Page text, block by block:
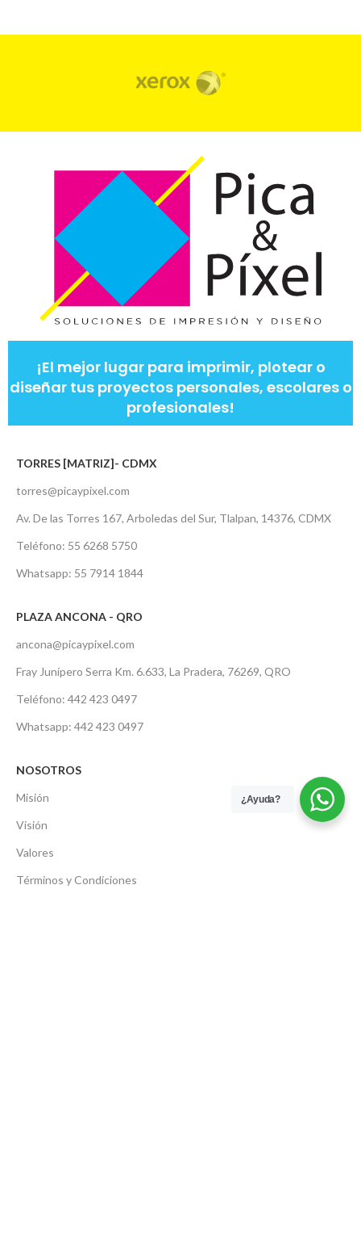
¡El mejor lugar para imprimir, plotear o
diseñar tus proyectos personales, escolares o
profesionales!
TORRES [MATRIZ]- CDMX
torres@picaypixel.com
Av. De las Torres 167, Arboledas del Sur, Tlalpan, 14376, CDMX
Teléfono: 55 6268 5750
Whatsapp: 55 7914 1844
PLAZA ANCONA - QRO
ancona@picaypixel.com
Fray Junípero Serra Km. 6.633, La Pradera, 76269, QRO
Teléfono: 442 423 0497
Whatsapp: 442 423 0497
NOSOTROS
Misión
Visión
Valores
Términos y Condiciones
¿Ayuda?